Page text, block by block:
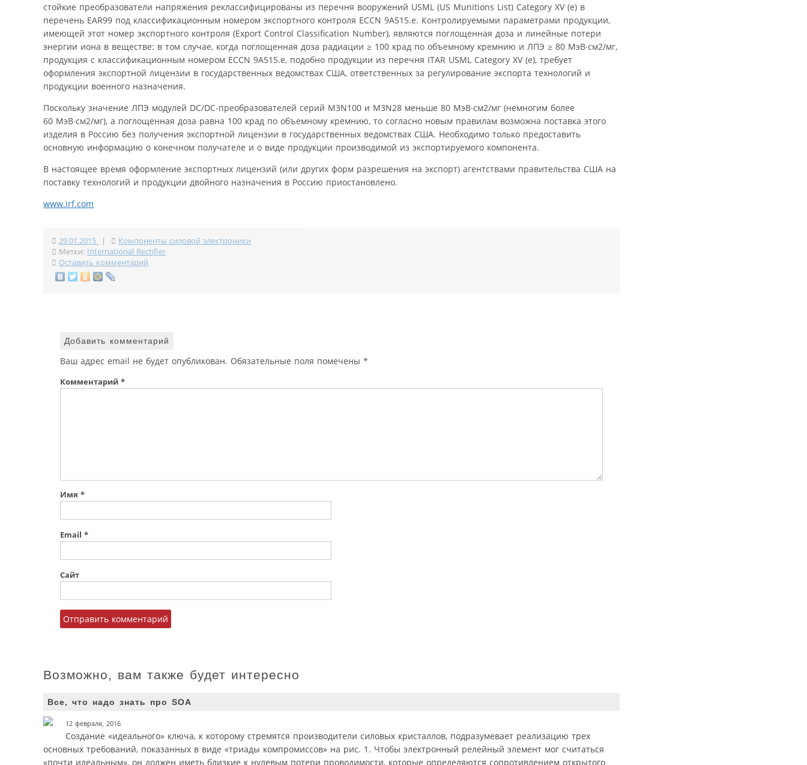
стойкие преобразователи напряжения реклассифицированы из перечня вооружений USML (US Munitions List) Category XV (e) в
перечень EAR99 под классификационным номером экспортного контроля ECCN 9A515.e. Контролируемыми параметрами продукции,
имеющей этот номер экспортного контроля (Export Control Classification Number), являются поглощенная доза и линейные потери
энергии иона в веществе: в том случае, когда поглощенная доза радиации ≥ 100 крад по объемному кремнию и ЛПЭ ≥ 80 МэВ∙см2/мг,
продукция с классификационным номером ECCN 9A515.e, подобно продукции из перечня ITAR USML Category XV (e), требует
оформления экспортной лицензии в государственных ведомствах США, ответственных за регулирование экспорта технологий и
продукции военного назначения.
Поскольку значение ЛПЭ модулей DC/DC-преобразователей серий M3N100 и M3N28 меньше 80 МэВ∙см2/мг (немногим более
60 МэВ∙см2/мг), а поглощенная доза равна 100 крад по объемному кремнию, то согласно новым правилам возможна поставка этого
изделия в Россию без получения экспортной лицензии в государственных ведомствах США. Необходимо только предоставить
основную информацию о конечном получателе и о виде продукции производимой из экспортируемого компонента.
В настоящее время оформление экспортных лицензий (или других форм разрешения на экспорт) агентствами правительства США на
поставку технологий и продукции двойного назначения в Россию приостановлено.
www.irf.com
29.01.2015 |
Компоненты силовой электроники
Метки: International Rectifier
Оставить комментарий
Добавить комментарий
Ваш адрес email не будет опубликован. Обязательные поля помечены *
Комментарий *
Имя *
Email *
Сайт
Возможно, вам также будет интересно
Все, что надо знать про SOA
12 февраля, 2016
Создание «идеального» ключа, к которому стремятся производители силовых кристаллов, подразумевает реализацию трех
основных требований, показанных в виде «триады компромиссов» на рис. 1. Чтобы электронный релейный элемент мог считаться
«почти идеальным», он должен иметь близкие к нулевым потери проводимости, которые определяются сопротивлением открытого